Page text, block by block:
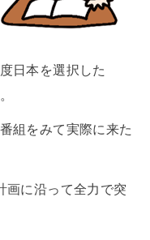
日本を選択した
組をみて実際に来た
画に沿って全力で突